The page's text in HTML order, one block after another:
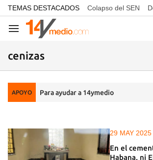
common.go-to-content
TEMAS DESTACADOS Colapso del SEN
Navegación
cenizas
APOYO Para ayudar a 14ymedio
29 MAY 2025
En el
Habana, ni